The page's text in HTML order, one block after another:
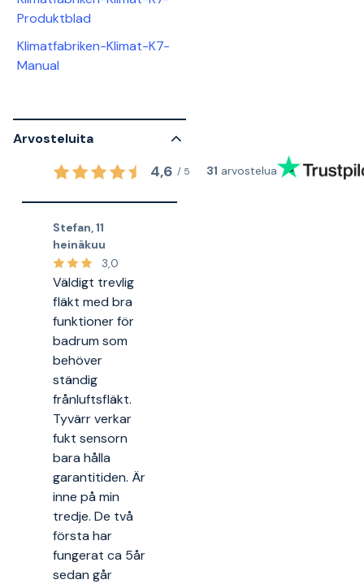
Produktblad
Klimatfabriken-Klimat-K7-
Manual
Arvosteluita
4,6 / 5 31 arvostelua
Stefan 11
heinäkuu
3,0
Väldigt trevlig
fläkt med bra
funktioner för
badrum som
behöver
ständig
frånluftsfläkt.
Tyvärr verkar
fukt sensorn
bara hålla
garantitiden. Är
inne på min
tredje. De två
första har
fungerat ca 5år
sedan går